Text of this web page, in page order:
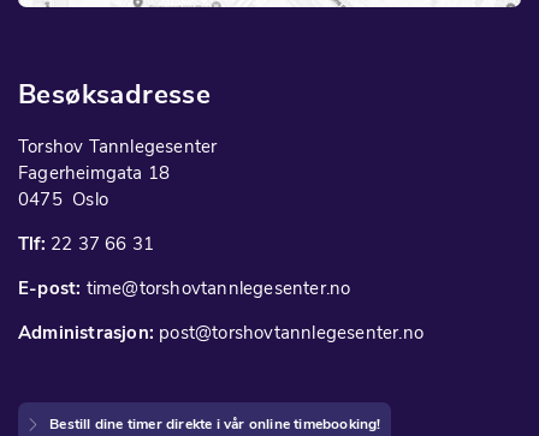
Besøksadresse
Torshov Tannlegesenter
Fagerheimgata 18
0475 Oslo
Tlf: 22 37 66 31
E-post: time@torshovtannlegesenter.no
Administrasjon: post@torshovtannlegesenter.no
Bestill dine timer direkte i vår online timebooking!